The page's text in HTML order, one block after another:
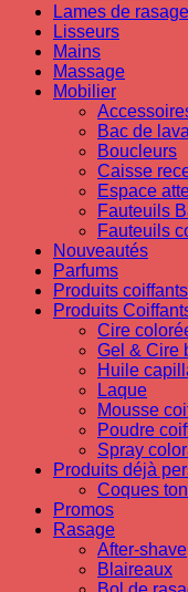
Lames de rasage
Lisseurs
Mains
Massage
Mobilier
Bac de
Boucleurs
Caisse
Espace
Fauteuils
Fauteuils
Nouveautés
Parfums
Produits coiffants
Produits
Cire
Gel & Cire
Huile
Laque
Mousse
Poudre
Spray
Produits déjà
Coques
Promos
Rasage
After-shave
Blaireaux